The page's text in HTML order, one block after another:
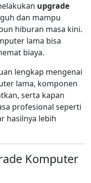
upgrade
dan mampu
hiburan masa kini.
lama bisa
biaya.
lengkap mengenai
lama, komponen
serta kapan
profesional seperti
hasilnya lebih
Komputer